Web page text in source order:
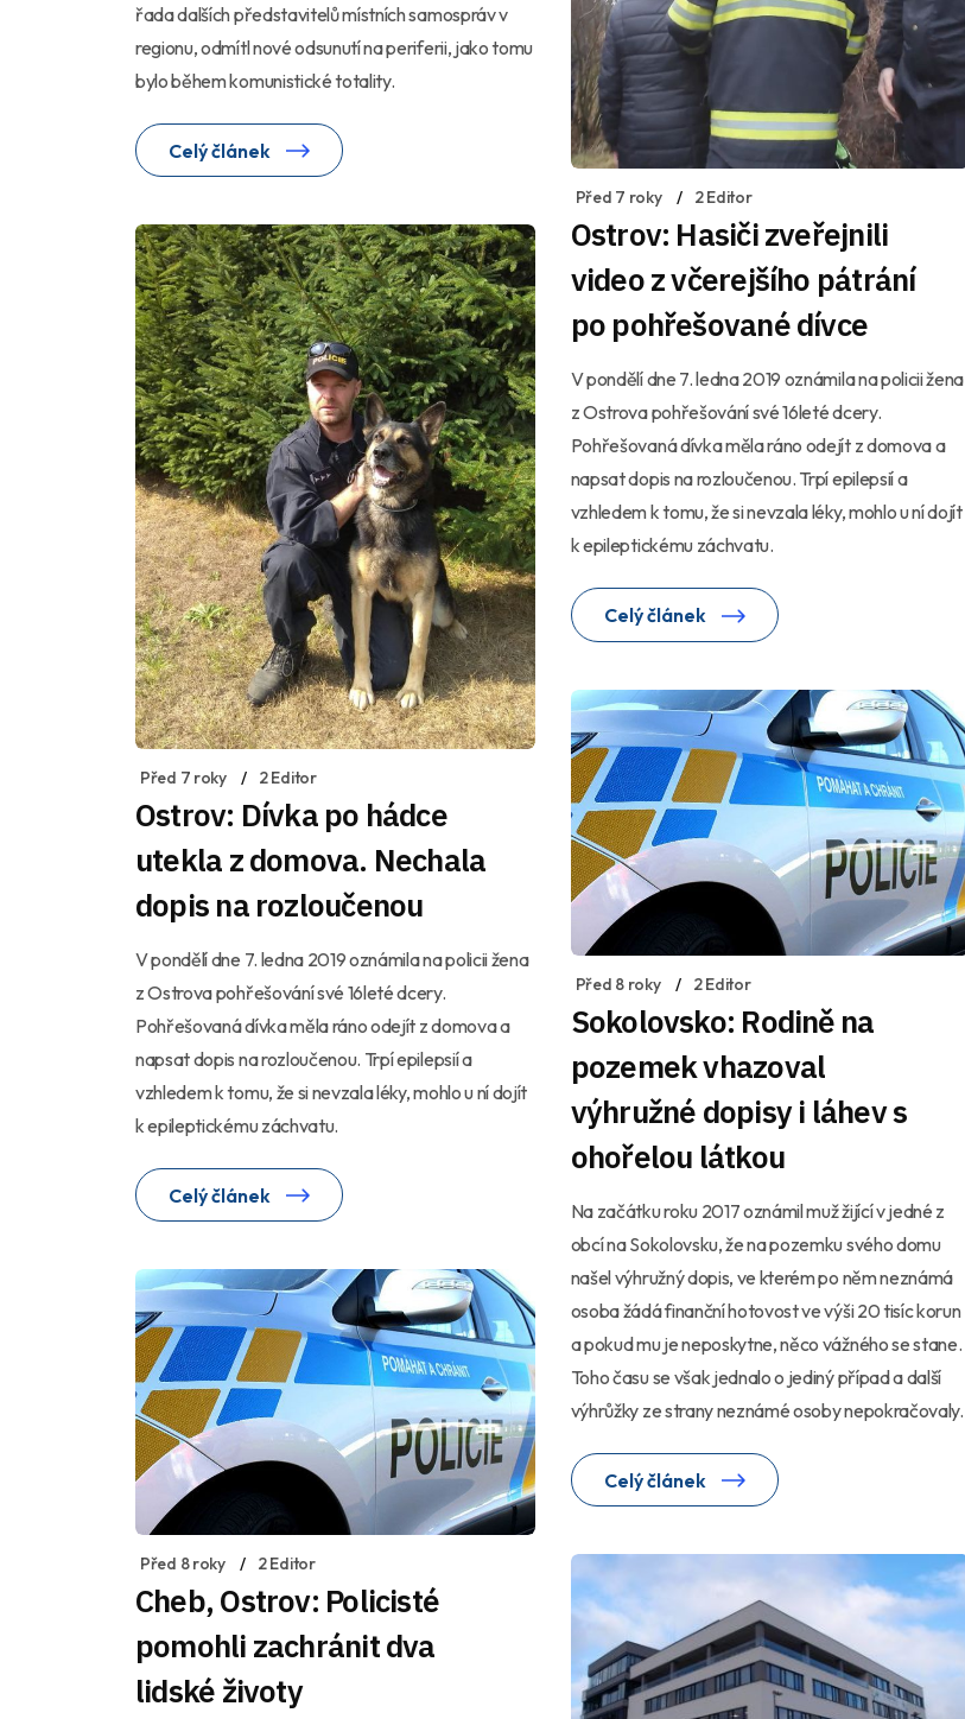
řada dalších představitelů místních samospráv v
regionu, odmítl nové odsunutí na periferii, jako tomu
bylo během komunistické totality.
Celý článek
Před 7 roky 2 Editor
Ostrov: Hasiči zveřejnili
video z včerejšího pátrání
po pohřešované dívce
V pondělí dne 7. ledna 2019 oznámila na policii žena
z Ostrova pohřešování své 16leté dcery.
Pohřešovaná dívka měla ráno odejít z domova a
napsat dopis na rozloučenou. Trpí epilepsií a
vzhledem k tomu, že si nevzala léky, mohlo u ní dojít
k epileptickému záchvatu.
Celý článek
Před 7 roky 2 Editor
Ostrov: Dívka po hádce
utekla z domova. Nechala
dopis na rozloučenou
V pondělí dne 7. ledna 2019 oznámila na policii žena
z Ostrova pohřešování své 16leté dcery.
Pohřešovaná dívka měla ráno odejít z domova a
napsat dopis na rozloučenou. Trpí epilepsií a
vzhledem k tomu, že si nevzala léky, mohlo u ní dojít
k epileptickému záchvatu.
Celý článek
Před 8 roky 2 Editor
Sokolovsko: Rodině na
pozemek vhazoval
výhružné dopisy i láhev s
ohořelou látkou
Na začátku roku 2017 oznámil muž žijící v jedné z
obcí na Sokolovsku, že na pozemku svého domu
našel výhružný dopis, ve kterém po něm neznámá
osoba žádá finanční hotovost ve výši 20 tisíc korun
a pokud mu je neposkytne, něco vážného se stane.
Toho času se však jednalo o jediný případ a další
výhrůžky ze strany neznámé osoby nepokračovaly.
Celý článek
Před 8 roky 2 Editor
Cheb, Ostrov: Policisté
pomohli zachránit dva
lidské životy